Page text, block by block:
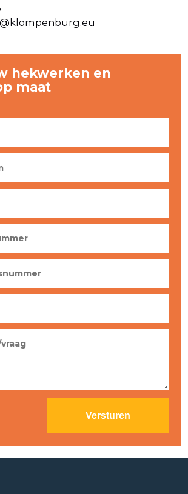
hekwerken en
maat